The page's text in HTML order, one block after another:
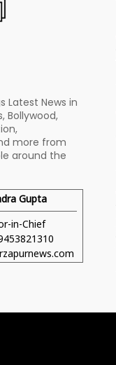
Latest News in
Bollywood,
more from
around the
Gupta
in-Chief